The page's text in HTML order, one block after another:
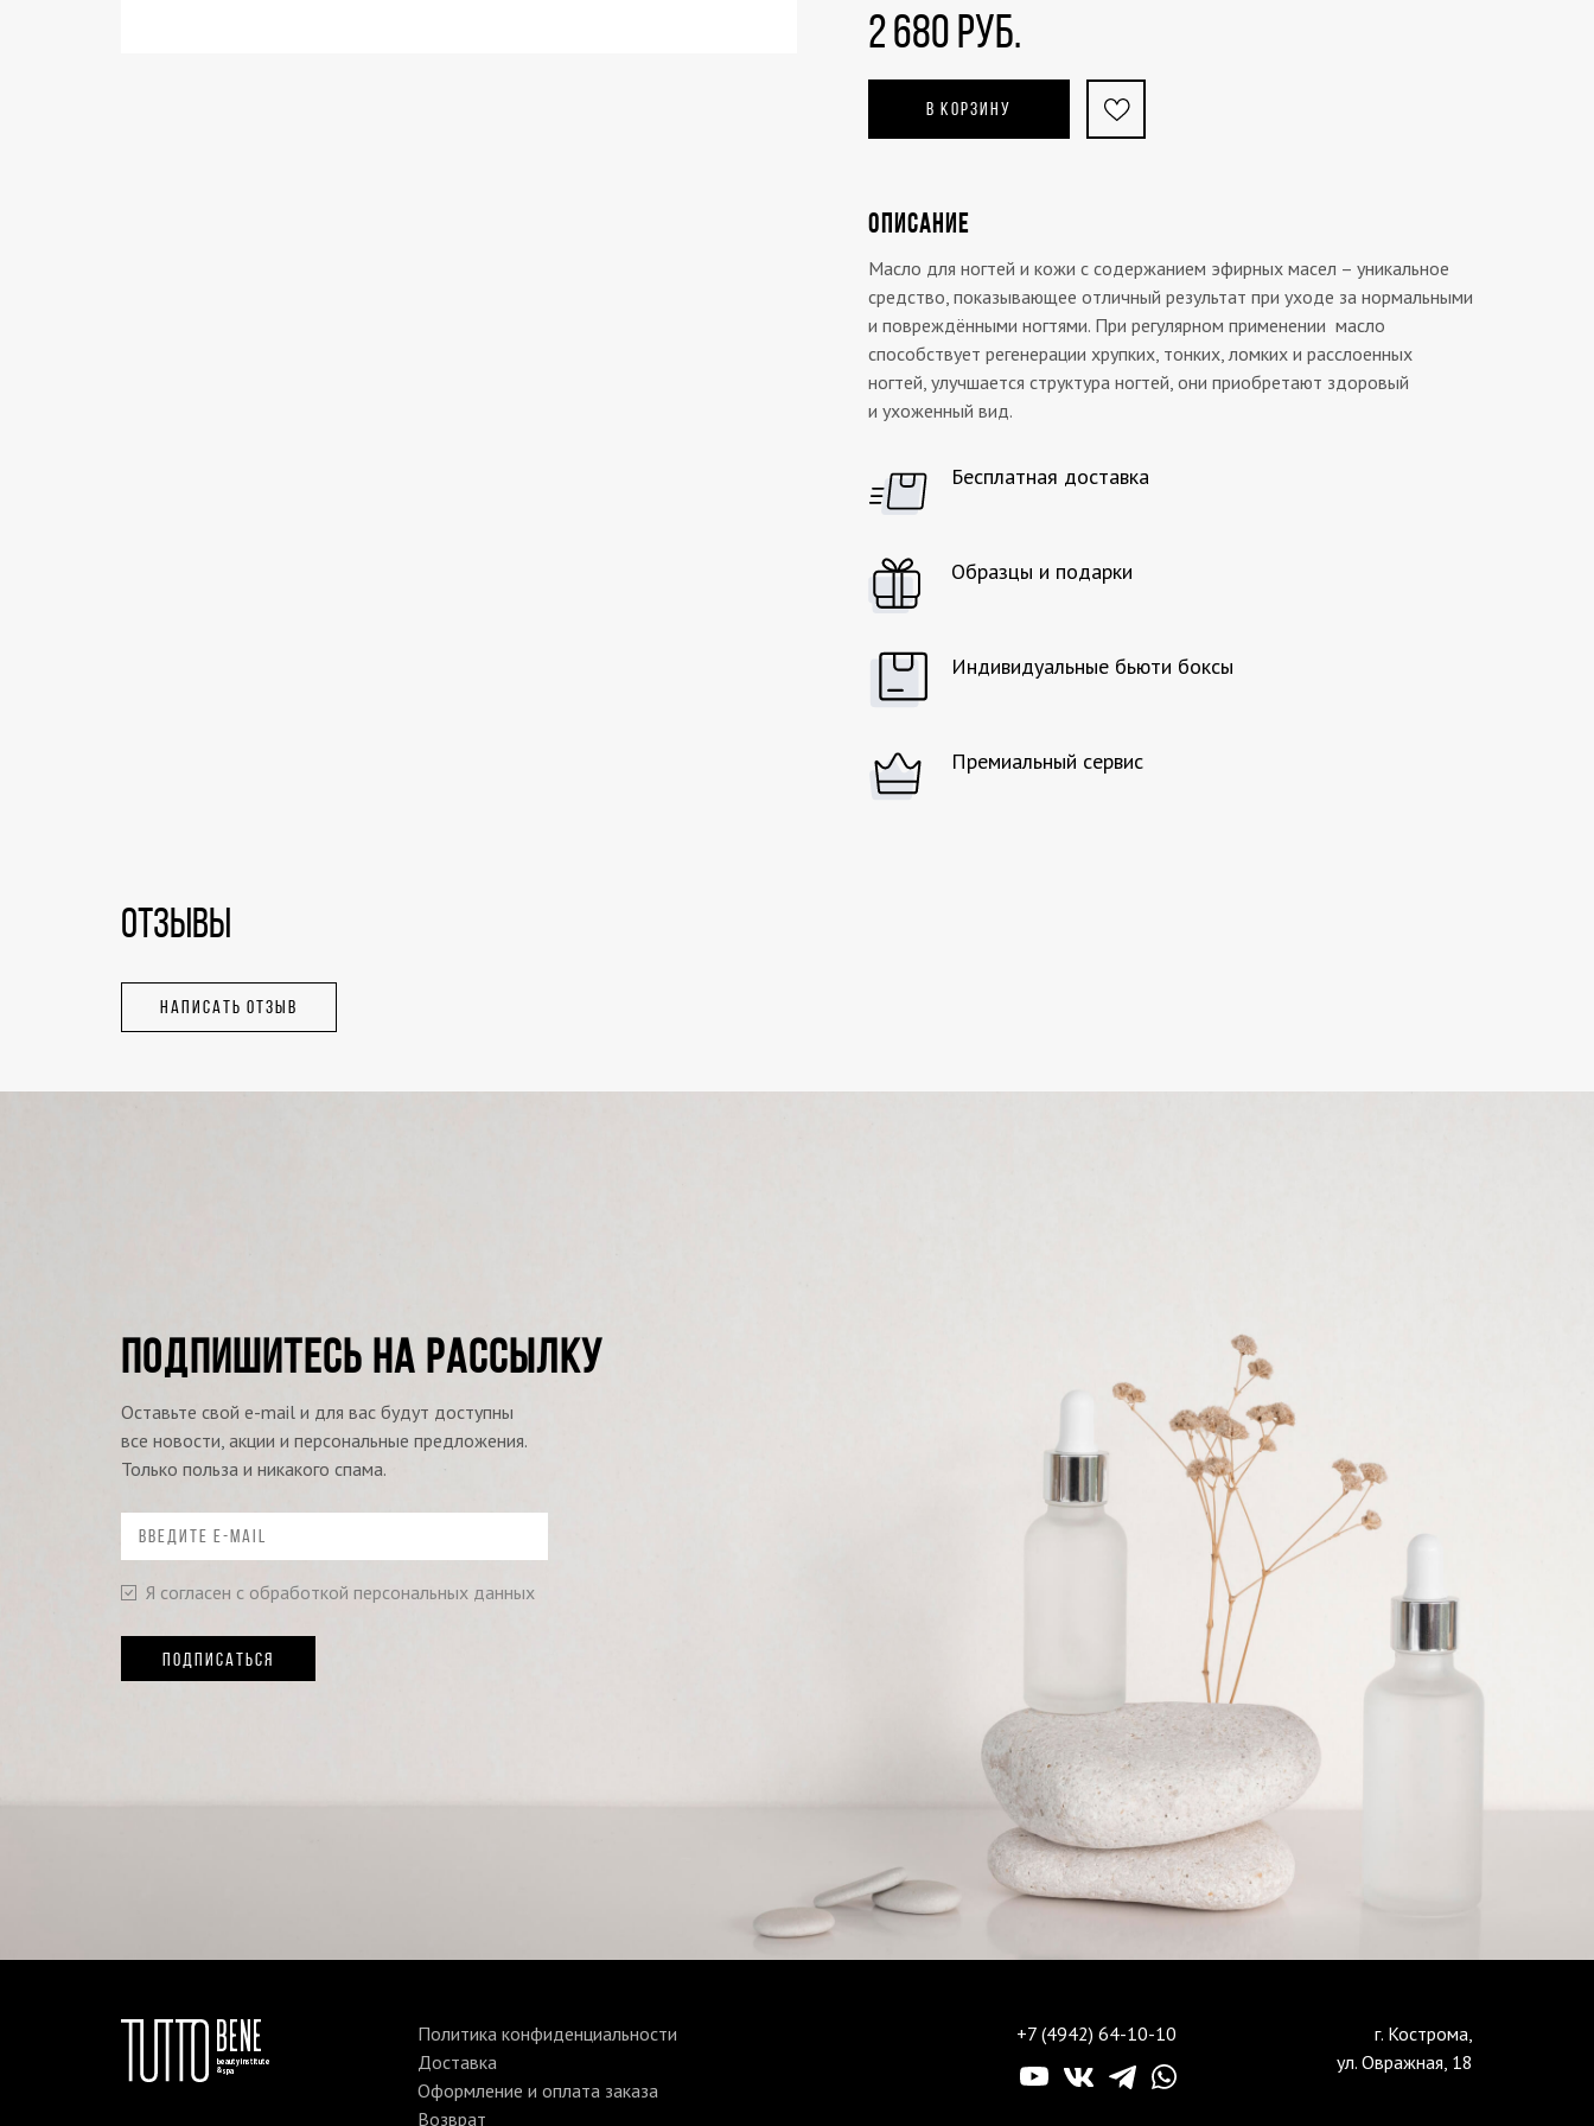
2 680 РУБ.
В КОРЗИНУ
ОПИСАНИЕ
Масло для ногтей и кожи с содержанием эфирных масел – уникальное
средство, показывающее отличный результат при уходе за нормальными
и повреждёнными ногтями. При регулярном применении масло
способствует регенерации хрупких, тонких, ломких и расслоенных
ногтей, улучшается структура ногтей, они приобретают здоровый
и ухоженный вид.
Бесплатная доставка
Образцы и подарки
Индивидуальные бьюти боксы
Премиальный сервис
ОТЗЫВЫ
НАПИСАТЬ ОТЗЫВ
ПОДПИШИТЕСЬ НА РАССЫЛКУ
Оставьте свой e-mail и для вас будут доступны
все новости, акции и персональные предложения.
Только польза и никакого спама.
Я согласен с обработкой персональных данных
ПОДПИСАТЬСЯ
Политика конфиденциальности
Доставка
Оформление и оплата заказа
Возврат
+7 (4942) 64-10-10
г. Кострома,
ул. Овражная, 18